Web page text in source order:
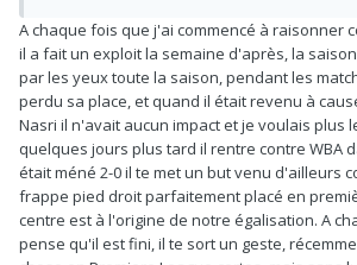
A chaque fois que j'ai commencé à raisonner
il a fait un exploit la semaine d'après, la
par les yeux toute la saison, pendant les
perdu sa place, et quand il était revenu à
Nasri il n'avait aucun impact et je voulais plus
quelques jours plus tard il rentre contre WBA
était méné 2-0 il te met un but venu d'ailleurs
frappe pied droit parfaitement placé en
centre est à l'origine de notre égalisation. A
pense qu'il est fini, il te sort un geste,